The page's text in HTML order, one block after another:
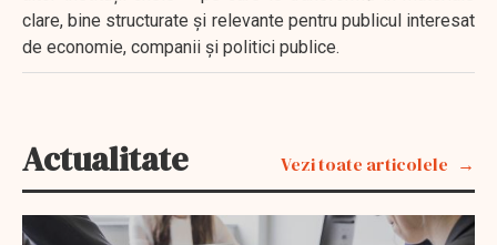
clare, bine structurate și relevante pentru publicul interesat
de economie, companii și politici publice.
Actualitate Vezi toate articolele